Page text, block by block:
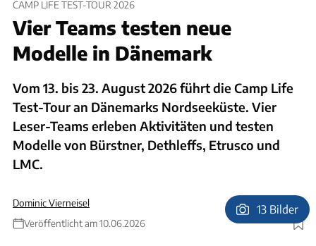
CAMP LIFE TEST-TOUR 2026
Vier Teams testen neue
Modelle in Dänemark
Vom 13. bis 23. August 2026 führt die Camp Life
Test-Tour an Dänemarks Nordseeküste. Vier
Leser-Teams erleben Aktivitäten und testen
Modelle von Bürstner, Dethleffs, Etrusco und
LMC.
Dominic Vierneisel
Veröffentlicht am 10.06.2026
Foto: Visit Vesterhavet/Jakob Gjerluff
13 Bilder